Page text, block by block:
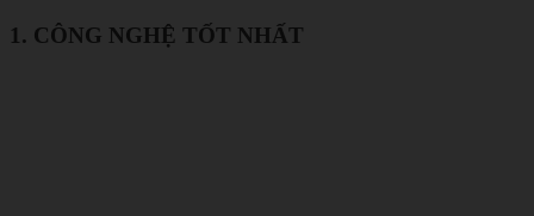
1. CÔNG NGHỆ TỐT NHẤT